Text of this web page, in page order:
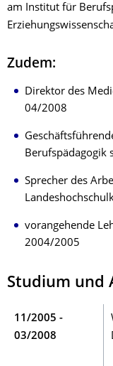
am Institut für
Zudem:
Direktor des
04/2008
Berufspädagogik
Sprecher des
vorangehende
2004/2005
Studium und
11/2005 -
03/2008